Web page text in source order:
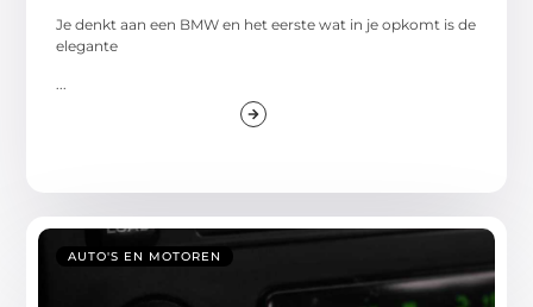
Je denkt aan een BMW en het eerste wat in je opkomt is de
elegante
...
AUTO'S EN MOTOREN